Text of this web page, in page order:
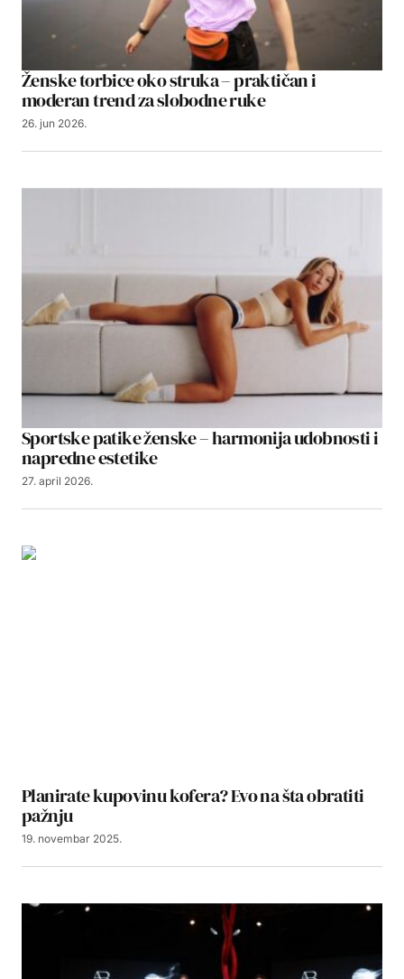
Ženske torbice oko struka – praktičan i
moderan trend za slobodne ruke
26. jun 2026.
Sportske patike ženske – harmonija udobnosti i
napredne estetike
27. april 2026.
Planirate kupovinu kofera? Evo na šta obratiti
pažnju
19. novembar 2025.